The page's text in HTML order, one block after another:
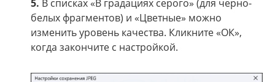
5. В списках «В градациях серого» (для черно-
белых фрагментов) и «Цветные» можно
изменить уровень качества. Кликните «ОК»,
когда закончите с настройкой.